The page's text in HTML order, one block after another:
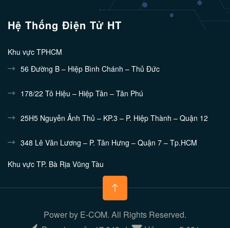
Hệ Thống Điện Tử HT
Khu vực TPHCM
56 Đường B – Hiệp Bình Chánh – Thủ Đức
178/22 Tô Hiệu – Hiệp Tân – Tân Phú
25H5 Nguyễn Ảnh Thủ – KP.3 – P. Hiệp Thành – Quận 12
348 Lê Văn Lương – P. Tân Hưng – Quận 7 – Tp.HCM
Khu vực TP. Bà Rịa Vũng Tàu
132/10 Nguyễn Tri Phương - Phường 7 - TP.Vũng Tàu
448/15 Đường 30/4 Chánh Nghĩa – TDM – Bình Dương
Power by E-COM. All Rights Reserved.